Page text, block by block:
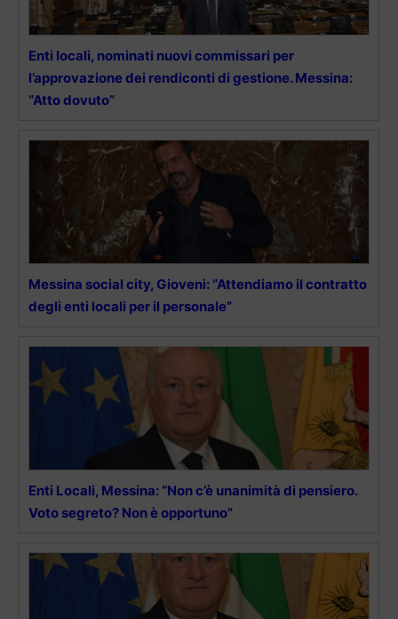
Enti locali, nominati nuovi commissari per
l’approvazione dei rendiconti di gestione. Messina:
“Atto dovuto”
Messina social city, Gioveni: “Attendiamo il contratto
degli enti locali per il personale”
Enti Locali, Messina: “Non c’è unanimità di pensiero.
Voto segreto? Non è opportuno”